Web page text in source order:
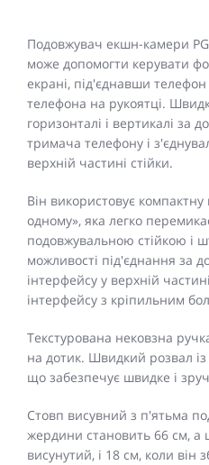
Подовжувач екшн-камери
може допомогти керувати
екрані, під'єднавши
телефона на рукоятці.
горизонталі і вертикалі за
тримача телефону і
верхній частині стійки.
Він використовує компактну
одному», яка легко
подовжувальною стійкою і
можливості під'єднання за
інтерфейсу у верхній
інтерфейсу з кріпильним
Текстурована нековзна
на дотик. Швидкий розвал
що забезпечує швидке і
Стовп висувний з п'ятьма
жердини становить 66 см, а
висунутий, і 18 см, коли він